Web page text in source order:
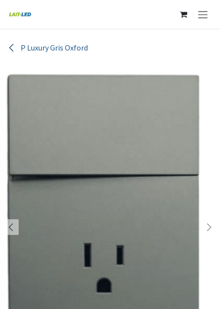
P Luxury Gris Oxford